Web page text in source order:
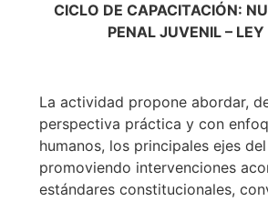
CICLO DE CAPACITACIÓN:
PENAL JUVENIL –
La actividad propone abordar,
perspectiva práctica y con
humanos, los principales ejes
promoviendo intervenciones
estándares constitucionales,